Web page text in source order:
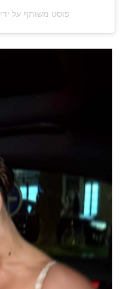
פוסט משותף על ידי ‏‎Gal Malka‎‏ (@‏‎galmalka‎‏)